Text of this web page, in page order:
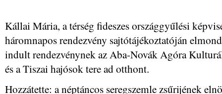
Kállai Mária, a térség fideszes országgyűlési
háromnapos rendezvény sajtótájékoztatóján
indult rendezvénynek az Aba-Novák Agóra
és a Tiszai hajósok tere ad otthont.
Hozzátette: a néptáncos seregszemle zsűrijének